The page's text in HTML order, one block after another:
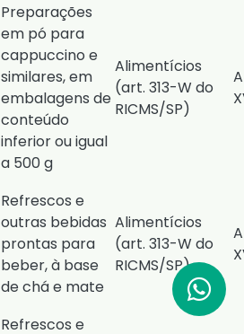
Preparações
em pó para
cappuccino e
similares, em
embalagens de
conteúdo
inferior ou igual
a 500 g
Alimentícios
(art. 313-W do
RICMS/SP)
Refrescos e
outras bebidas
prontas para
beber, à base
de chá e mate
Alimentícios
(art. 313-W do
RICMS/SP)
Refrescos e